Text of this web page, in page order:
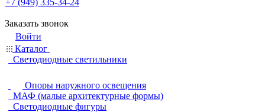
+7 (949) 335-34-24
Заказать звонок
Войти
Каталог
Светодиодные светильники
Опоры наружного освещения
МАФ (малые архитектурные формы)
Светодиодные фигуры